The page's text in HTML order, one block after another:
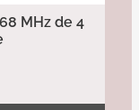
MHz de 4